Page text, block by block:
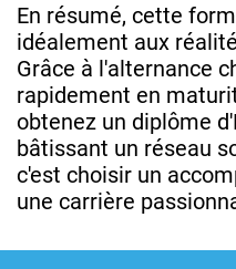
En résumé, cette
idéalement aux
Grâce à l'alternance
rapidement en
obtenez un diplôme
bâtissant un réseau
c'est choisir un
une carrière